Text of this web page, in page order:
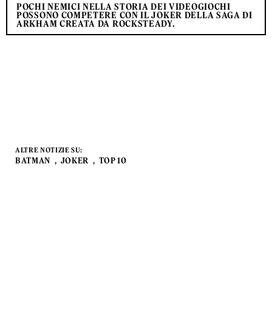
POCHI NEMICI NELLA STORIA DEI VIDEOGIOCHI
POSSONO COMPETERE CON IL JOKER DELLA SAGA DI
ARKHAM CREATA DA ROCKSTEADY.
ALTRE NOTIZIE SU:
BATMAN JOKER TOP 10